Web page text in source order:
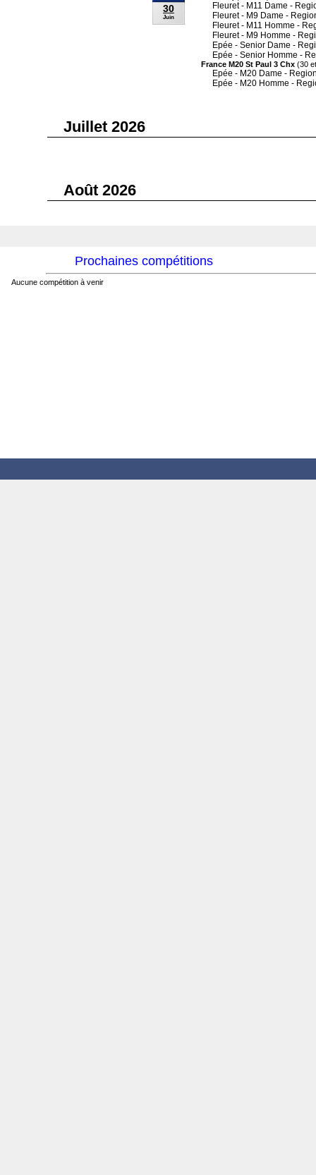
30
Juin
Fleuret - M11 Dame -
Fleuret - M9 Dame -
Fleuret - M11 Homme -
Fleuret - M9 Homme -
Epée - Senior Dame -
Epée - Senior Homme -
France M20 St Paul 3 Chx (30
Epée - M20 Dame -
Epée - M20 Homme -
Juillet 2026
Août 2026
Prochaines compétitions
Aucune compétition à venir